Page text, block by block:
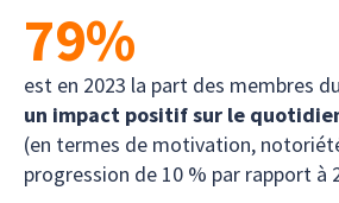
79%
est en 2023 la part des membres
un impact positif sur le
(en termes de motivation,
progression de 10 % par rapport à